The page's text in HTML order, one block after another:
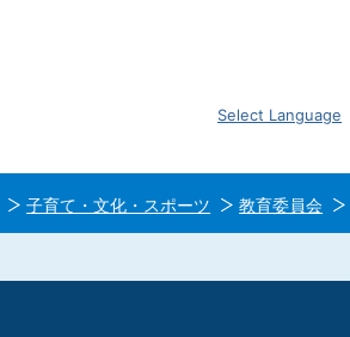
Select Language
子育て・文化・スポーツ 教育委員会